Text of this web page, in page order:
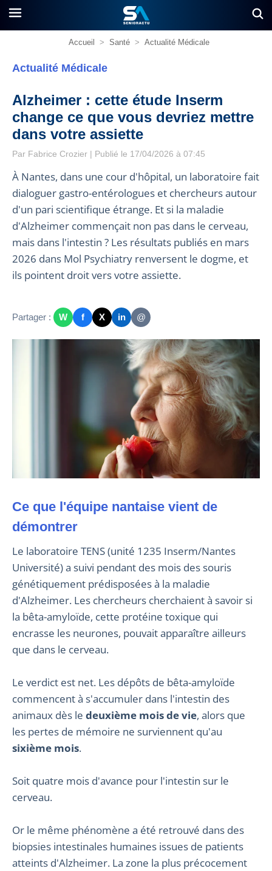
Accueil > Santé > Actualité Médicale
Actualité Médicale
Alzheimer : cette étude Inserm
change ce que vous devriez mettre
dans votre assiette
Par Fabrice Crozier | Publié le 17/04/2026 à 07:45
À Nantes, dans une cour d'hôpital, un laboratoire fait
dialoguer gastro-entérologues et chercheurs autour
d'un pari scientifique étrange. Et si la maladie
d'Alzheimer commençait non pas dans le cerveau,
mais dans l'intestin ? Les résultats publiés en mars
2026 dans Mol Psychiatry renversent le dogme, et
ils pointent droit vers votre assiette.
Partager : W f X in @
Ce que l'équipe nantaise vient de
démontrer
Le laboratoire TENS (unité 1235 Inserm/Nantes
Université) a suivi pendant des mois des souris
génétiquement prédisposées à la maladie
d'Alzheimer. Les chercheurs cherchaient à savoir si
la bêta-amyloïde, cette protéine toxique qui
encrasse les neurones, pouvait apparaître ailleurs
que dans le cerveau.
Le verdict est net. Les dépôts de bêta-amyloïde
commencent à s'accumuler dans l'intestin des
animaux dès le deuxième mois de vie, alors que
les pertes de mémoire ne surviennent qu'au
sixième mois.
Soit quatre mois d'avance pour l'intestin sur le
cerveau.
Or le même phénomène a été retrouvé dans des
biopsies intestinales humaines issues de patients
atteints d'Alzheimer. La zone la plus précocement